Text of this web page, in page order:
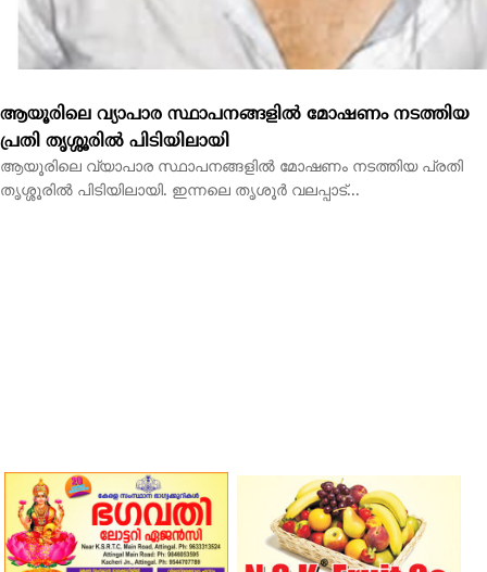
തൃശ്ശൂരിൽ പിടിയിലായി. ഇന്നലെ തൃശൂർ വലപ്പാട്...